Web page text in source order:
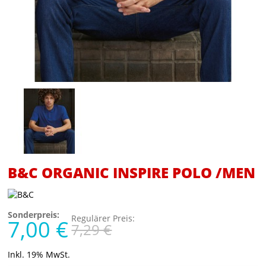
B&C ORGANIC INSPIRE POLO /MEN
Sonderpreis:
7,00 € Regulärer Preis:
7,29 €
Inkl. 19% MwSt.